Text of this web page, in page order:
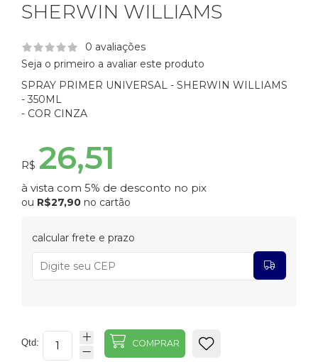
SHERWIN WILLIAMS
0 avaliações
Seja o primeiro a avaliar este produto
SPRAY PRIMER UNIVERSAL - SHERWIN WILLIAMS
- 350ML
- COR CINZA
R$ 26,51
à vista com 5% de desconto no pix
ou R$27,90 no cartão
calcular frete e prazo
Qtd: COMPRAR